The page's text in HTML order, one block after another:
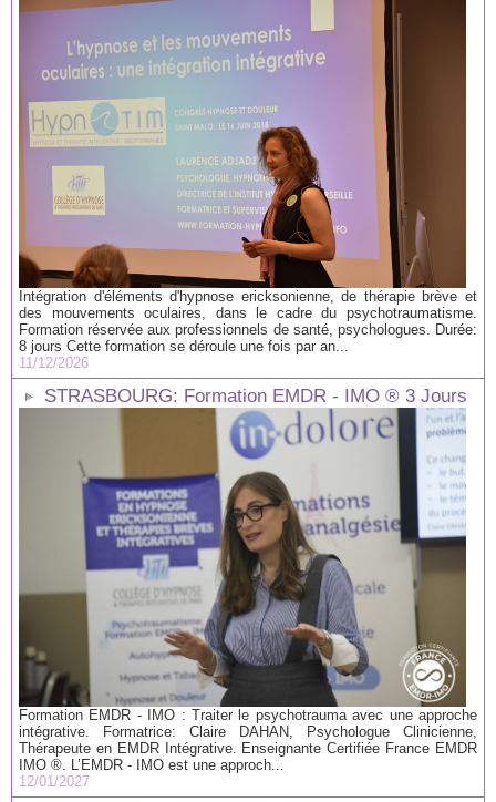
Intégration d'éléments d'hypnose ericksonienne, de thérapie brève et
des mouvements oculaires, dans le cadre du psychotraumatisme.
Formation réservée aux professionnels de santé, psychologues. Durée:
8 jours Cette formation se déroule une fois par an...
11/12/2026
STRASBOURG: Formation EMDR - IMO ® 3 Jours
Formation EMDR - IMO : Traiter le psychotrauma avec une approche
intégrative. Formatrice: Claire DAHAN, Psychologue Clinicienne,
Thérapeute en EMDR Intégrative. Enseignante Certifiée France EMDR
IMO ®. L’EMDR - IMO est une approch...
12/01/2027